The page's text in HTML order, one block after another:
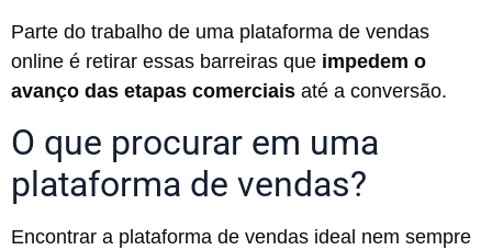
Parte do trabalho de uma plataforma de vendas
online é retirar essas barreiras que impedem o
avanço das etapas comerciais até a conversão.
O que procurar em uma
plataforma de vendas?
Encontrar a plataforma de vendas ideal nem sempre